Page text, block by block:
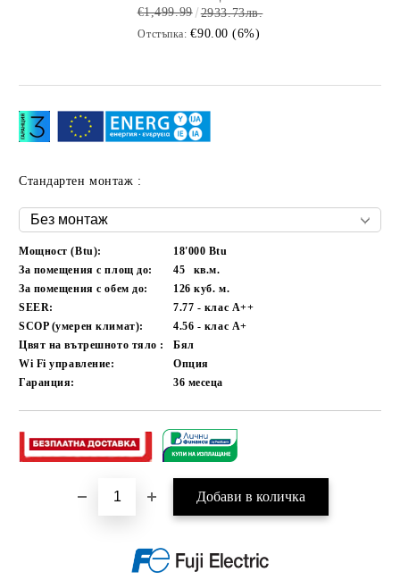
€1,499.99 2933.73лв.
Отстъпка: €90.00 (6%)
Стандартен монтаж :
Мощност (Btu):
18'000 Btu
За помещения с площ до:
45
кв.м.
За помещения с обем до:
126куб. м.
SEER:
7.77 - клас A++
SCOP (умерен климат):
4.56 - клас A+
Цвят на вътрешното тяло :
Бял
Wi Fi управление:
Опция
Гаранция:
36 месеца